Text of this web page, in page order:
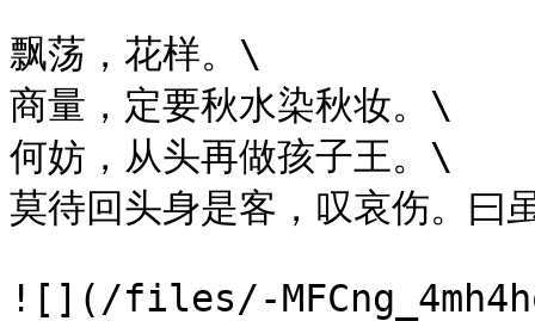
飘荡，花样。\
商量，定要秋水染秋妆。\
何妨，从头再做孩子王。\
莫待回头身是客，叹哀伤。曰
![](/files/-